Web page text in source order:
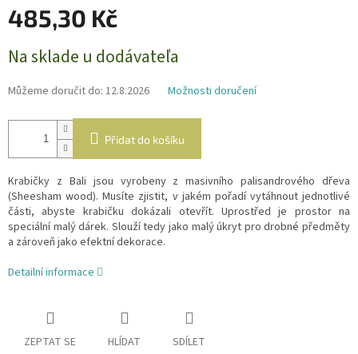
485,30 Kč
cena:
Na sklade u dodávateľa
Můžeme doručit do: 12.8.2026 Možnosti doručení
Přidat do košíku
Krabičky z Bali jsou vyrobeny z masivního palisandrového dřeva
(Sheesham wood). Musíte zjistit, v jakém pořadí vytáhnout jednotlivé
části, abyste krabičku dokázali otevřít. Uprostřed je prostor na
speciální malý dárek. Slouží tedy jako malý úkryt pro drobné předměty
a zároveň jako efektní dekorace.
Detailní informace
ZEPTAT SE HLÍDAT SDÍLET